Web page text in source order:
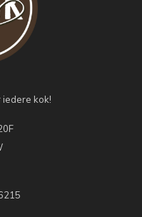
iedere kok!